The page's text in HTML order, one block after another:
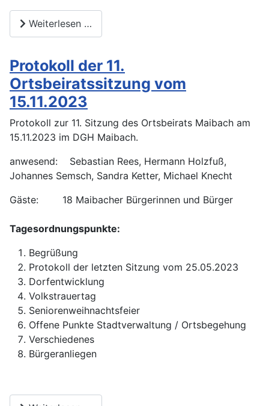
Weiterlesen …
Protokoll der 11.
Ortsbeiratssitzung vom
15.11.2023
Protokoll zur 11. Sitzung des Ortsbeirats Maibach am
15.11.2023 im DGH Maibach.
anwesend: Sebastian Rees, Hermann Holzfuß,
Johannes Semsch, Sandra Ketter, Michael Knecht
Gäste: 18 Maibacher Bürgerinnen und Bürger
Tagesordnungspunkte:
Begrüßung
Protokoll der letzten Sitzung vom 25.05.2023
Dorfentwicklung
Volkstrauertag
Seniorenweihnachtsfeier
Offene Punkte Stadtverwaltung / Ortsbegehung
Verschiedenes
Bürgeranliegen